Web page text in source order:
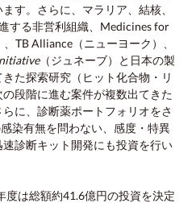
す。さらに、マラリア、結核、
する非営利組織、Medicines for
TB Alliance（ニューヨーク）、
（ジュネーブ）と日本の製
た探索研究（ヒット化合物・リ
段階に進む案件が複数出てきた
に、診断薬ポートフォリオをさ
染有無を問わない、感度・特異
診断キット開発にも投資を行い
度は総額約41.6億円の投資を決定